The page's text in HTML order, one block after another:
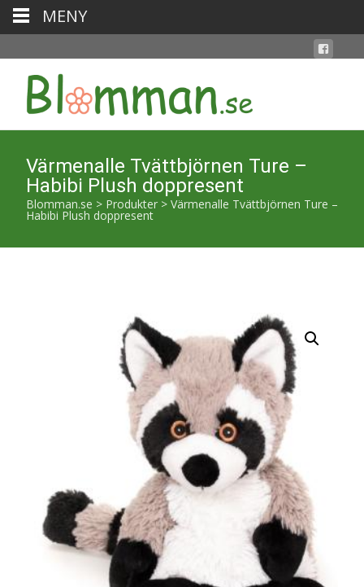
Värmenalle Tvättbjörnen Ture –
Habibi Plush doppresent
Blomman.se > Produkter > Värmenalle Tvättbjörnen Ture –
Habibi Plush doppresent
MENY